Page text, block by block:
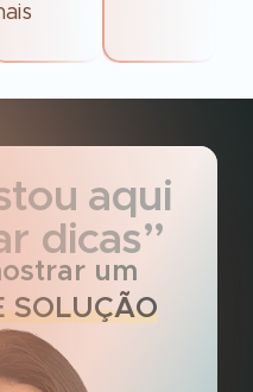
aqui
dicas”
um
SOLUÇÃO